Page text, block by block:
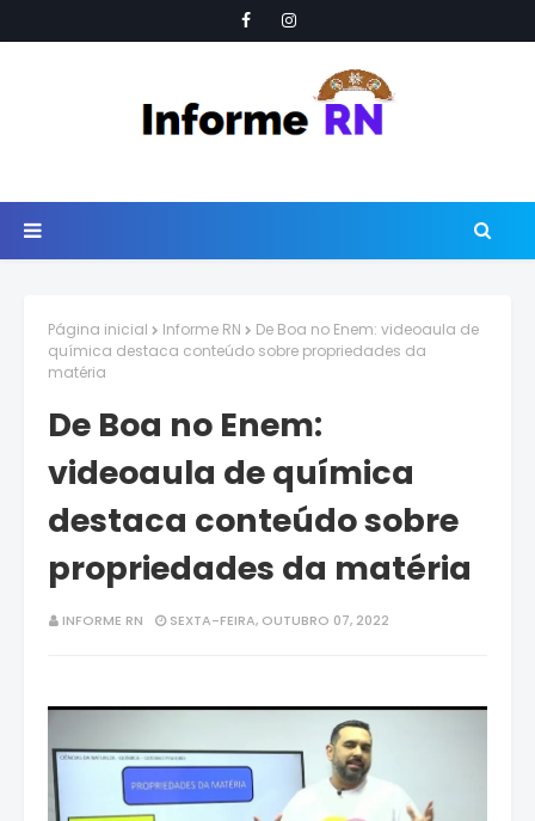
Página inicial Informe RN
De Boa no Enem: videoaula de
química destaca conteúdo sobre propriedades da
matéria
De Boa no Enem:
videoaula de química
destaca conteúdo sobre
propriedades da matéria
INFORME RN SEXTA-FEIRA, OUTUBRO 07, 2022